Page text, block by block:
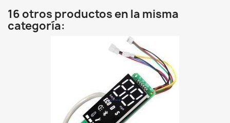
16 otros productos en la misma
categoría: